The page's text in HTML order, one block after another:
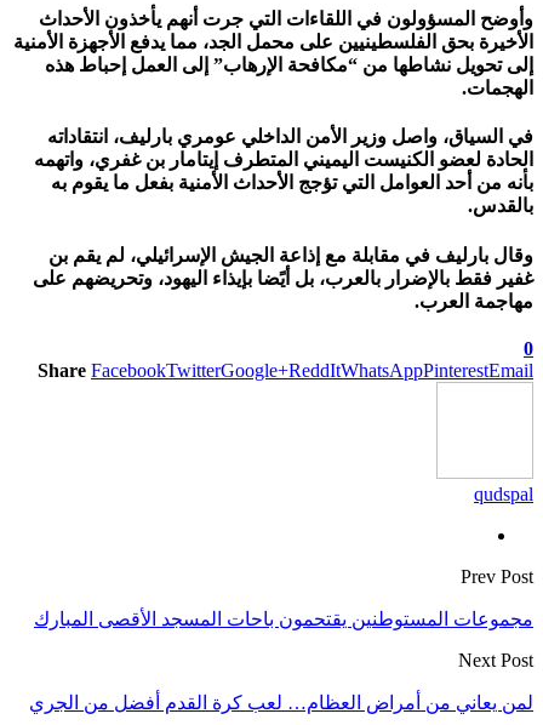
وأوضح المسؤولون في اللقاءات التي جرت أنهم يأخذون الأحداث
الأخيرة بحق الفلسطينيين على محمل الجد، مما يدفع الأجهزة الأمنية
إلى تحويل نشاطها من “مكافحة الإرهاب” إلى العمل إحباط هذه
الهجمات.
في السياق، واصل وزير الأمن الداخلي عومري بارليف، انتقاداته
الحادة لعضو الكنيست اليميني المتطرف إيتامار بن غفري، واتهمه
بأنه من أحد العوامل التي تؤجج الأحداث الأمنية بفعل ما يقوم به
بالقدس.
وقال بارليف في مقابلة مع إذاعة الجيش الإسرائيلي، لم يقم بن
غفير فقط بالإضرار بالعرب، بل أيًضا بإيذاء اليهود، وتحريضهم على
مهاجمة العرب.
0
Share FacebookTwitterGoogle+ReddItWhatsAppPinterestEmail
qudspal
Prev Post
مجموعات المستوطنين يقتحمون باحات المسجد الأقصى المبارك
Next Post
لمن يعاني من أمراض العظام… لعب كرة القدم أفضل من الجري